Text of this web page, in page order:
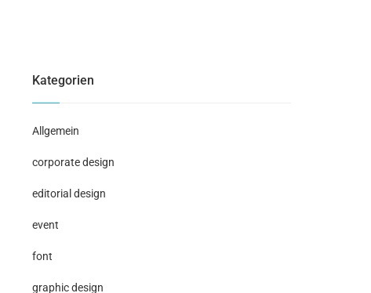
Kategorien
Allgemein
corporate design
editorial design
event
font
graphic design